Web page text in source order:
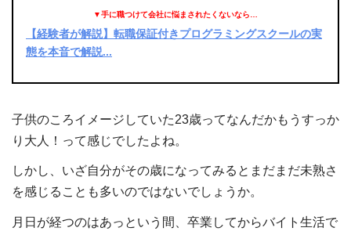
▼手に職つけて会社に悩まされたくないなら…
【経験者が解説】転職保証付きプログラミングスクールの実
態を本音で解説...
子供のころイメージしていた23歳ってなんだかもうすっか
り大人！って感じでしたよね。
しかし、いざ自分がその歳になってみるとまだまだ未熟さ
を感じることも多いのではないでしょうか。
月日が経つのはあっという間、卒業してからバイト生活で